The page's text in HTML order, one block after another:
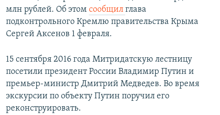
д
у
щ
й
с
л
а
й
ю
щ
и
с
л
а
й
д
млн рублей. Об этом сообщил глава
подконтрольного Кремлю правительства Крыма
Сергей Аксенов 1 февраля.
15 сентября 2016 года Митридатскую лестницу
посетили президент России Владимир Путин и
премьер-министр Дмитрий Медведев. Во время
экскурсии по объекту Путин поручил его
реконструировать.